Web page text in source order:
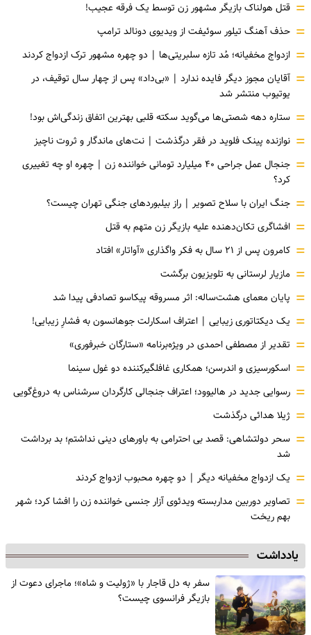
= قتل هولناک بازیگر مشهور زن توسط یک فرقه عجیب!
= حذف آهنگ تیلور سوئیفت از ویدیوی دونالد ترامپ
= ازدواج مخفیانه؛ مُد تازه سلبریتی‌ها | دو چهره مشهور ترک ازدواج کردند
= آقایان مجوز دیگر فایده ندارد | «بی‌داد» پس از چهار سال توقیف، در
یوتیوب منتشر شد
= ستاره دهه شصتی‌ها می‌گوید سکته قلبی بهترین اتفاق زندگی‌اش بود!
= نوازنده پینک فلوید در فقر درگذشت | نت‌های ماندگار و ثروت ناچیز
=
جنجال عمل جراحی ۴۰ میلیارد تومانی خواننده زن | چهره او چه تغییری
کرد؟
= جنگ ایران با سلاح تصویر | راز بیلبوردهای جنگی تهران چیست؟
= افشاگری‌ تکان‌دهنده علیه بازیگر زن متهم به قتل
= کامرون پس از ۲۱ سال به فکر واگذاری «آواتار» افتاد
= مازیار لرستانی به تلویزیون برگشت
= پایان معمای هشت‌ساله: اثر مسروقه پیکاسو تصادفی پیدا شد
= یک دیکتاتوری زیبایی | اعتراف اسکارلت جوهانسون به فشارِ زیبایی!
= تقدیر از مصطفی احمدی در ویژه‌برنامه «ستارگان خبرفوری»
= اسکورسیزی و اندرسن؛ همکاری غافلگیرکننده دو غول سینما
= رسوایی جدید در هالیوود؛ اعتراف جنجالی کارگردان سرشناس به دروغ‌گویی
= ژیلا هدائی درگذشت
= سحر دولتشاهی: قصد بی احترامی به باورهای دینی نداشتم؛ بد برداشت
شد
= یک ازدواج مخفیانه دیگر | دو چهره محبوب ازدواج کردند
= تصاویر دوربین مداربسته ویدئوی آزار جنسی خواننده زن را افشا کرد؛ شهر
بهم ریخت
یادداشت
سفر به دل قاجار با «ژولیت و شاه»؛ ماجرای دعوت از
‌بازیگر فرانسوی چیست؟